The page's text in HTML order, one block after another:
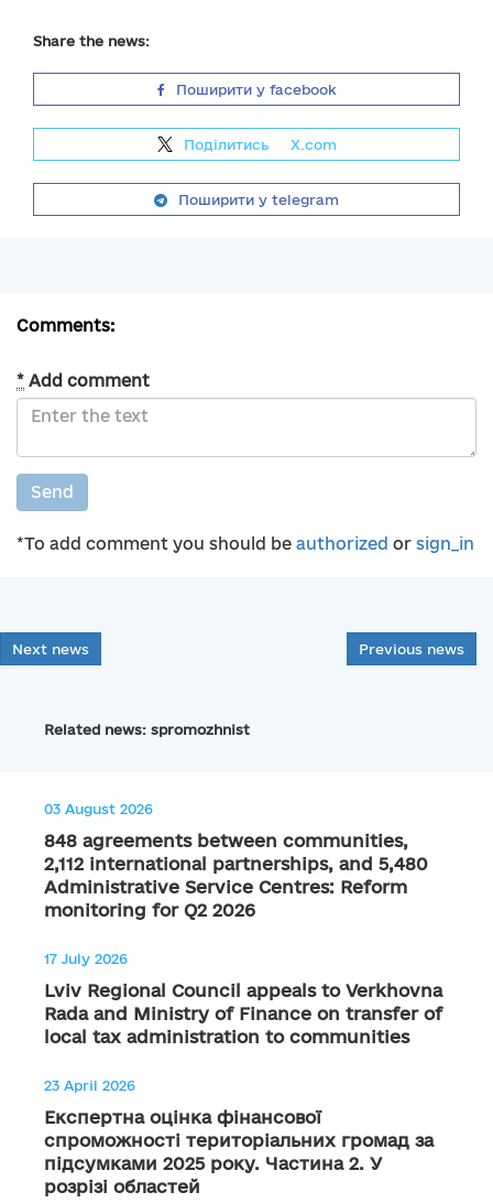
Share the news:
Поширити у facebook
Поділитись X.com
Поширити у telegram
Comments:
* Add comment
Send
*To add comment you should be authorized or sign_in
Next news Previous news
Related news: spromozhnist
03 August 2026
848 agreements between communities,
2,112 international partnerships, and 5,480
Administrative Service Centres: Reform
monitoring for Q2 2026
17 July 2026
Lviv Regional Council appeals to Verkhovna
Rada and Ministry of Finance on transfer of
local tax administration to communities
23 April 2026
Експертна оцінка фінансової
спроможності територіальних громад за
підсумками 2025 року. Частина 2. У
розрізі областей